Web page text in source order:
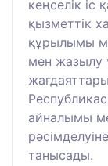
кеңселік іс
қызметтік
құрылымы
мен жазылу
айналымы
танысады.